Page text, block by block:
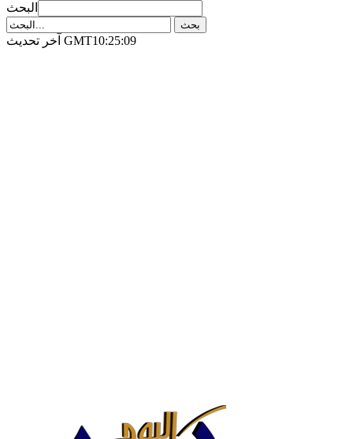
البحث
آخر تحديث GMT10:25:09